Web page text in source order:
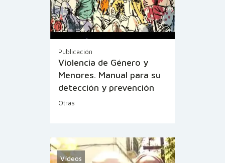
Publicación
Violencia de Género y
Menores. Manual para su
detección y prevención
Otras
Vídeos